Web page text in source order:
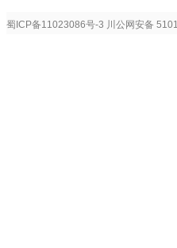
蜀ICP备11023086号-3 川公网安备